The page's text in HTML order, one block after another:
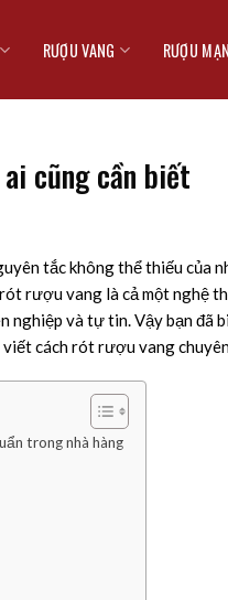
RƯỢU VANG RƯỢU
cũng cần biết
tắc không thể thiếu của
rượu vang là cả một nghệ
nghiệp và tự tin. Vậy bạn đã
cách rót rượu vang
trong nhà hàng